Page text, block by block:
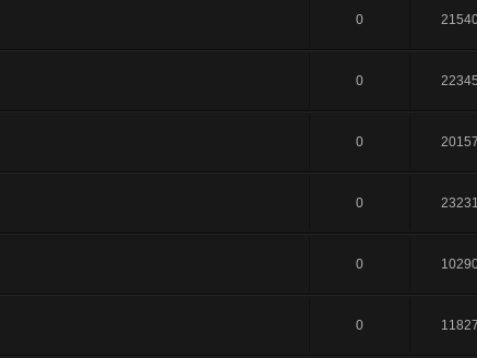
0
0 22345
0 20157
0 23231
0
0 11827